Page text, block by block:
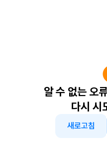
알 수 없는 오
다시 시
새로고침